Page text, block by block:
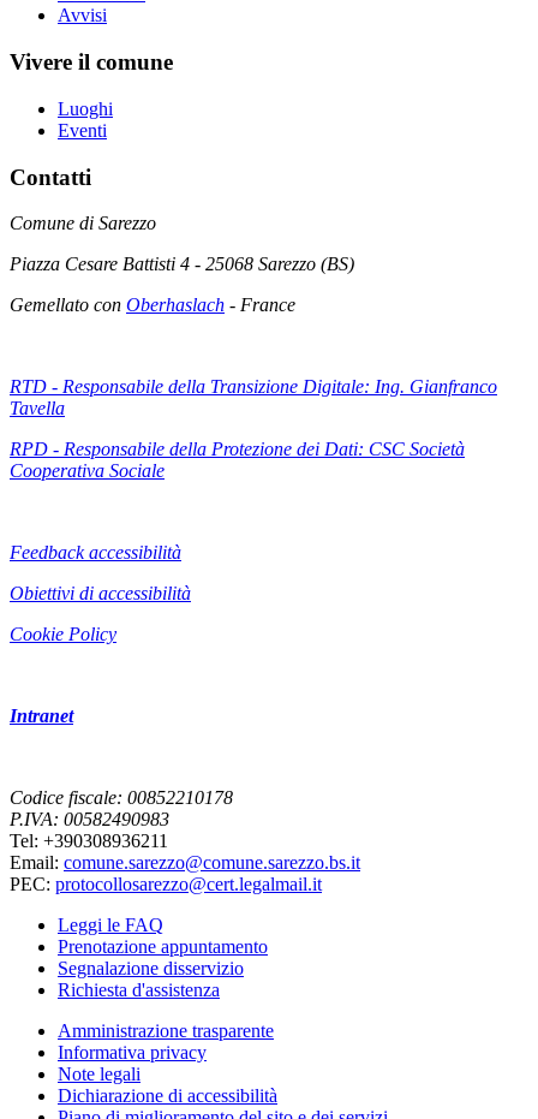
Avvisi
Vivere il comune
Luoghi
Eventi
Contatti
Comune di Sarezzo
Piazza Cesare Battisti 4 - 25068 Sarezzo (BS)
Gemellato con Oberhaslach - France
RTD - Responsabile della Transizione Digitale: Ing. Gianfranco
Tavella
RPD - Responsabile della Protezione dei Dati: CSC Società
Cooperativa Sociale
Feedback accessibilità
Obiettivi di accessibilità
Cookie Policy
Intranet
Codice fiscale: 00852210178
P.IVA: 00582490983
Tel: +390308936211
Email: comune.sarezzo@comune.sarezzo.bs.it
PEC: protocollosarezzo@cert.legalmail.it
Leggi le FAQ
Prenotazione appuntamento
Segnalazione disservizio
Richiesta d'assistenza
Amministrazione trasparente
Informativa privacy
Note legali
Dichiarazione di accessibilità